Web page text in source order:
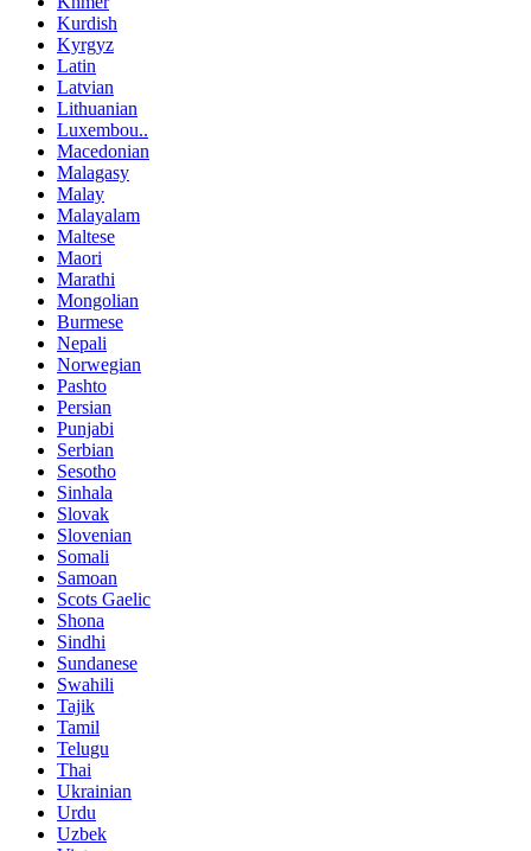
Kurdish
Kyrgyz
Latin
Latvian
Lithuanian
Luxembou..
Macedonian
Malagasy
Malay
Malayalam
Maltese
Maori
Marathi
Mongolian
Burmese
Nepali
Norwegian
Pashto
Persian
Punjabi
Serbian
Sesotho
Sinhala
Slovak
Slovenian
Somali
Samoan
Scots Gaelic
Shona
Sindhi
Sundanese
Swahili
Tajik
Tamil
Telugu
Thai
Ukrainian
Urdu
Uzbek